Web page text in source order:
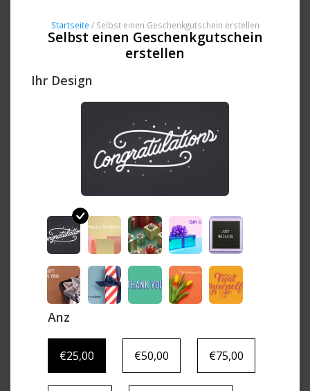
Startseite / Selbst einen Geschenkgutschein erstellen
Selbst einen Geschenkgutschein
erstellen
Ihr Design
Anz
€25,00 €50,00 €75,00